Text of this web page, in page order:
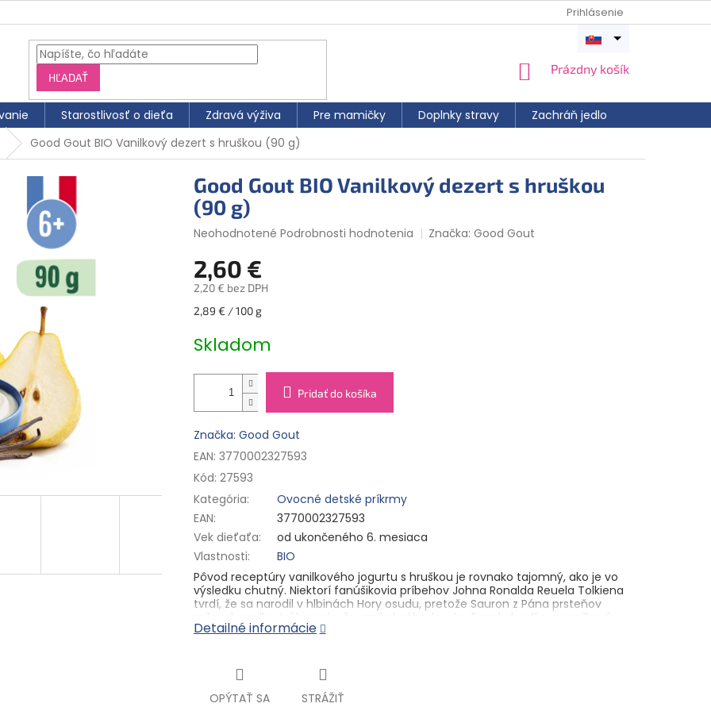
Prihlásenie
HĽADAŤ
NÁKUPNÝ
Prázdny košík
Starostlivosť o dieťa Zdravá výživa Pre mamičky Doplnky stravy Zachráň jedlo
Otvoriť
Good Gout BIO Vanilkový dezert s hruškou (90 g)
Good Gout BIO Vanilkový dezert s hruškou
(90 g)
Priemerné
produktu
je
0,0
z
hviezdičiek.
Neohodnotené Podrobnosti hodnotenia Značka:Good Gout
2,60 €
2,20 € bez DPH
Jednotková
2,89 € / 100 g
Skladom
Pridať do košíka
Značka: Good Gout
EAN: 3770002327593
Kód: 27593
Kategória:
Ovocné detské príkrmy
EAN:
3770002327593
Vek dieťaťa:
od ukončeného 6. mesiaca
Vlastnosti:
BIO
Pôvod receptúry vanilkového jogurtu s hruškou je rovnako tajomný, ako je vo
výsledku chutný. Niektorí fanúšikovia príbehov Johna Ronalda Reuela Tolkiena
tvrdí, že sa narodil v hlbinách Hory osudu, pretože Sauron z Pána prsteňov
miloval vanilku. Iní hovoria, že vznikol náhodou, keď spolu hruška a vanilkový
struk tancovali pomalý slaďák na tmavej diskotéke. Nech už je to akokoľvek,
Mliečno – ovocný príkrm od ukončeného 6. mesiaca. Detská potravina.
Pasterizované.
Zloženie:fermentovanémlieko
Detailné informácie
OPÝTAŤ SA STRÁŽIŤ